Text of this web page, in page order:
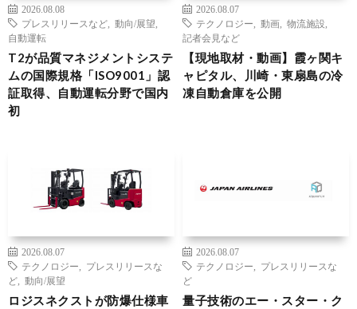
2026.08.08
プレスリリースなど
動向/展望
自動運転
T2が品質マネジメントシステ
ムの国際規格「ISO9001」認
証取得、自動運転分野で国内
初
2026.08.07
テクノロジー
動画 物流施設
記者会見など
【現地取材・動画】霞ヶ関キ
ャピタル、川崎・東扇島の冷
凍自動倉庫を公開
2026.08.07
テクノロジー
プレスリリースな
ど
動向/展望
ロジスネクストが防爆仕様車
2026.08.07
テクノロジー
プレスリリースな
ど
量子技術のエー・スター・ク